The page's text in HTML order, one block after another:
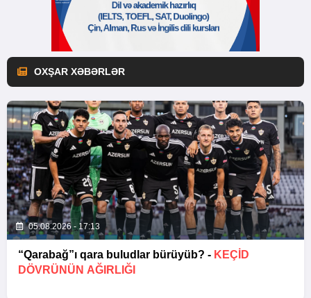
OXŞAR XƏBƏRLƏR
05.08.2026 - 17:13
“Qarabağ”ı qara buludlar bürüyüb? - KEÇID
DÖVRÜNÜN AĞIRLIĞI